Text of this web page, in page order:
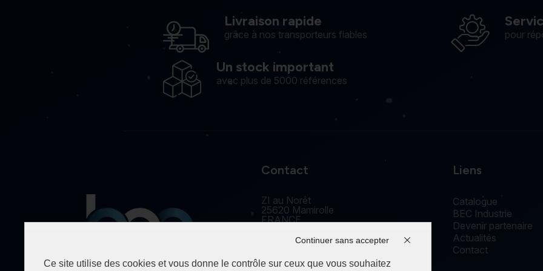
Livraison rapide
grâce à nos transporteurs fiables pour
Un stock important
avec plus de 5000 références
Spécialiste de la fourniture
Contact
ZI au Norêt
25620 Mamirolle
FRANCE
+33(0) 3 81 55 77 44
Liens
Catalogue
BEC Industrie
Devenir partenaire
Actualités
Contact
Ce site utilise des cookies et vous donne le contrôle sur ceux que vous souhaitez
Continuer sans accepter